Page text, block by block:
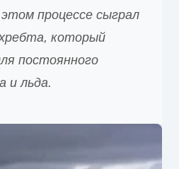
процессе сыграл
который
постоянного
и льда.